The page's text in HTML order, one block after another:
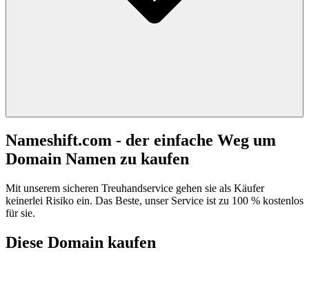
Nameshift.com - der einfache Weg um
Domain Namen zu kaufen
Mit unserem sicheren Treuhandservice gehen sie als Käufer
keinerlei Risiko ein. Das Beste, unser Service ist zu 100 % kostenlos
für sie.
Diese Domain kaufen